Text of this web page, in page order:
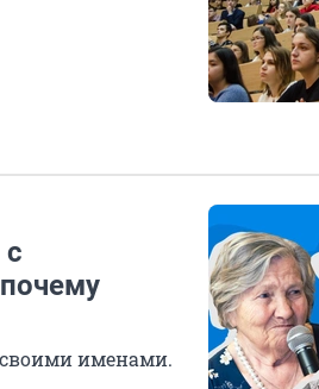
своими именами.